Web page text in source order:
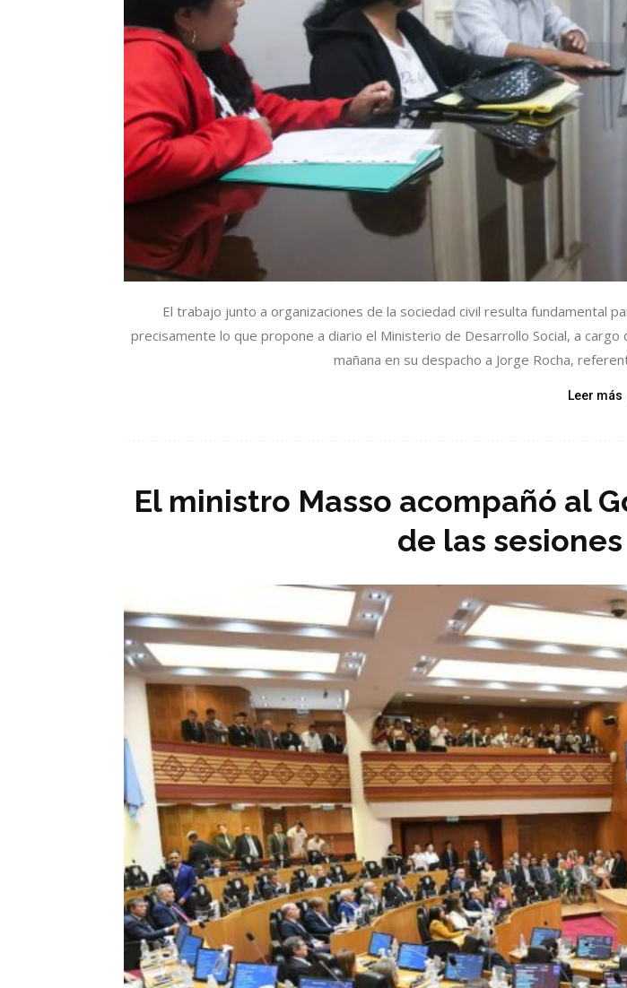
El trabajo junto a organizaciones de la sociedad civil resulta fundamental
precisamente lo que propone a diario el Ministerio de Desarrollo Social, a
mañana en su despacho a Jorge Rocha,
Leer más
El ministro Masso acompañó al
de las